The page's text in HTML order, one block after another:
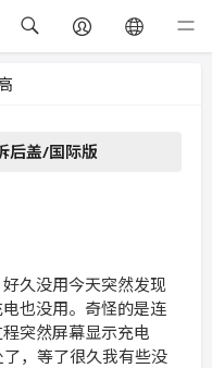
后盖/国际版
久没用今天突然发现
也没用。奇怪的是连
突然屏幕显示充电
，等了很久我有些没